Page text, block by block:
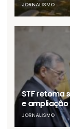
JORNALISMO
STF retoma
e ampliação
JORNALISMO